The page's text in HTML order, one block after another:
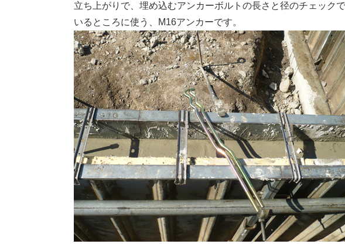
立ち上がりで、埋め込むアンカーボルトの長さと径のチェック
いるところに使う、M16アンカーです。